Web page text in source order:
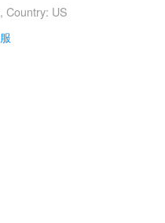
, Country: US